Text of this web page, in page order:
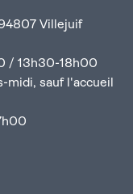
Villejuif
/ 13h30-18h00
sauf l'accueil